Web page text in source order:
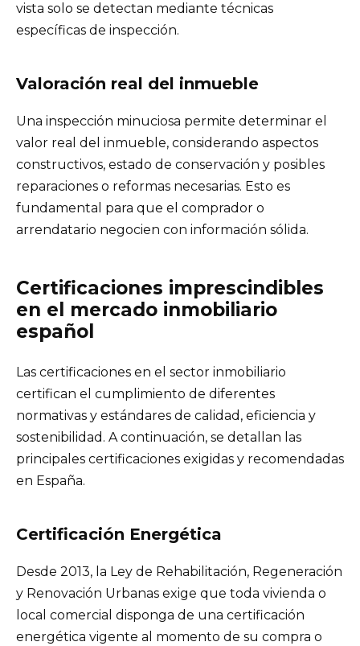
vista solo se detectan mediante técnicas
específicas de inspección.
Valoración real del inmueble
Una inspección minuciosa permite determinar el
valor real del inmueble, considerando aspectos
constructivos, estado de conservación y posibles
reparaciones o reformas necesarias. Esto es
fundamental para que el comprador o
arrendatario negocien con información sólida.
Certificaciones imprescindibles
en el mercado inmobiliario
español
Las certificaciones en el sector inmobiliario
certifican el cumplimiento de diferentes
normativas y estándares de calidad, eficiencia y
sostenibilidad. A continuación, se detallan las
principales certificaciones exigidas y recomendadas
en España.
Certificación Energética
Desde 2013, la Ley de Rehabilitación, Regeneración
y Renovación Urbanas exige que toda vivienda o
local comercial disponga de una certificación
energética vigente al momento de su compra o